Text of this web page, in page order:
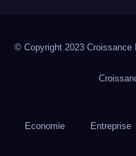
© Copyright 2023
Economie Entreprise